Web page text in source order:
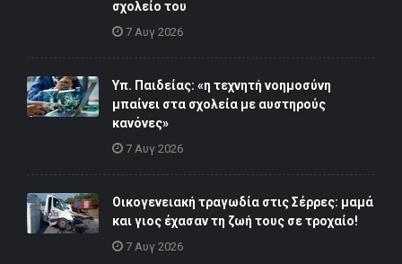
σχολείο του
7 Αυγ 2026
Υπ. Παιδείας: «η τεχνητή νοημοσύνη
μπαίνει στα σχολεία με αυστηρούς
κανόνες»
7 Αυγ 2026
Οικογενειακή τραγωδία στις Σέρρες: μαμά
και γιος έχασαν τη ζωή τους σε τροχαίο!
7 Αυγ 2026